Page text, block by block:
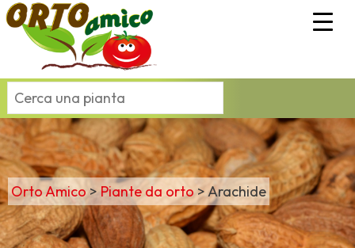
Orto Amico>Piante da orto >Arachide